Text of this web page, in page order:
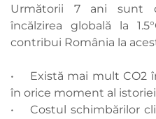
Următorii 7 ani sunt
încălzirea globală la
contribui România la
• Există mai mult CO2
în orice moment al
• Costul schimbărilor